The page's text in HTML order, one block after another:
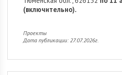
(включительно).
Проекты
Дата публикации: 27.07.2026г.